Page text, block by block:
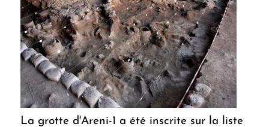
La grotte d'Areni-1 a été inscrite sur la liste